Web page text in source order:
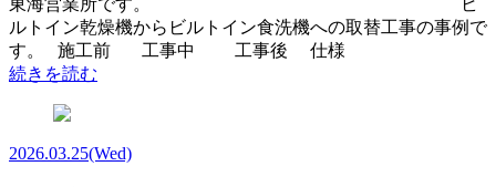
ルトイン乾燥機からビルトイン食洗機への取替工事の事例で
す。 施工前 工事中 工事後 仕様
続きを読む
2026.03.25(Wed)